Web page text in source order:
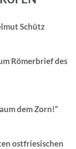
Schütz
Römerbrief des
dem Zorn!“
ostfriesischen